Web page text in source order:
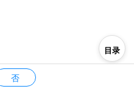
目录
否